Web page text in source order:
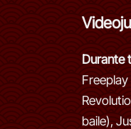
Durante
baile),